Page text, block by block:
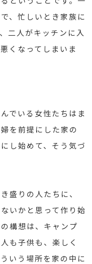
、忙しいとき家族に
二人がキッチンに入
くなってしまいま
でいる女性たちはま
を前提にした家の
し始めて、そう気づ
盛りの人たちに、
いかと思って作り始
構想は、キャンプ
も子供も、楽しく
いう場所を家の中に